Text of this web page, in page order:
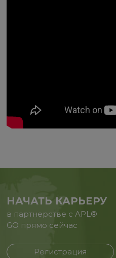
НАЧАТЬ КАРЬЕРУ
в партнерстве с APL®
GO прямо сейчас
Регистрация